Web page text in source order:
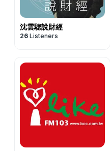
沈雲驄說財經
26 Listeners